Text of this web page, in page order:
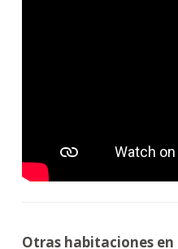
Otras habitaciones en